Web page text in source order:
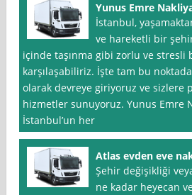
Yunus Emre
İstanbul,
ve hareketli bir
içinde taşınma gibi zorlu ve stresli
karşılaşabiliriz. İşte tam bu
olarak devreye giriyoruz ve sizlere
hizmetler sunuyoruz. Yunus Emre
İstanbul’un her
Atlas evden eve
Şehir değişikliği
ne kadar heyecan